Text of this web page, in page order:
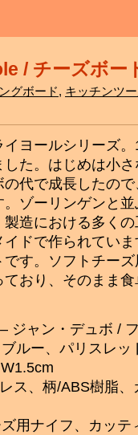
/ チーズボー
グボード, キッチンツ
ヨールシリーズ
た。はじめは小
の代で成長したの
ゾーリンゲンと
造における多く
ドで作られていま
す。ソフトチー
おり、そのまま
ジャン・デュボ /
ルー、パリスレッ
ス、柄/ABS樹脂
用ナイフ、カッテ